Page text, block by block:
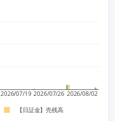
2026/07/19 2026/07/26 2026/08/02
【日証金】売残高